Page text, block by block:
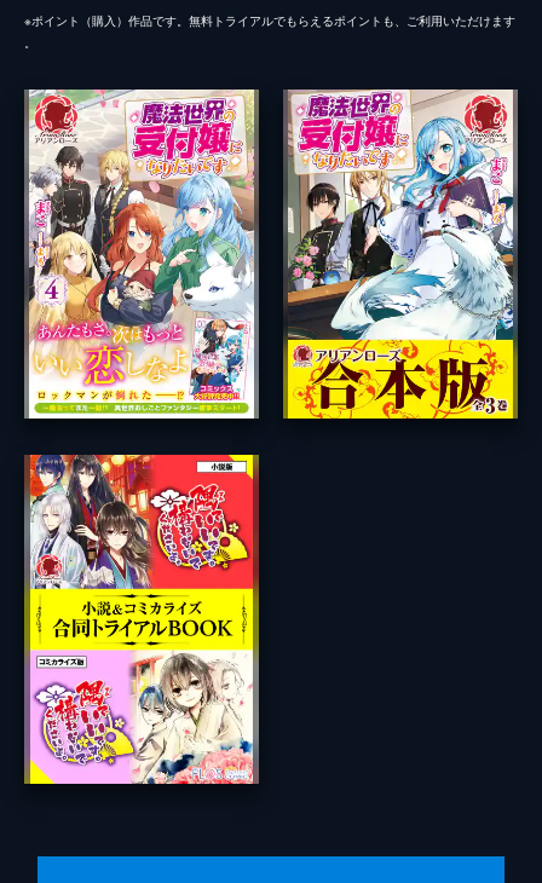
※ポイント（購⼊）作品です。無料トライアルでもらえるポイントも、ご利⽤いただけます
。